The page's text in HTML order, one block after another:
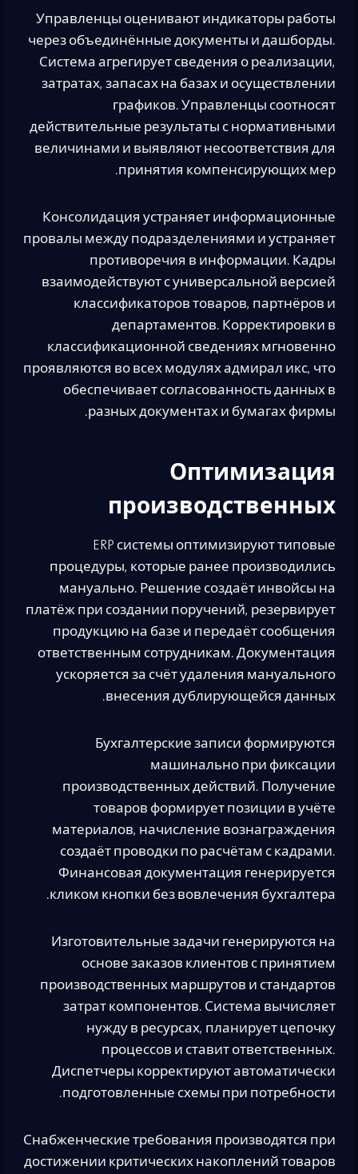
Управленцы оценивают индикаторы работы
через объединённые документы и дашборды.
Система агрегирует сведения о реализации,
затратах, запасах на базах и осуществлении
графиков. Управленцы соотносят
действительные результаты с нормативными
величинами и выявляют несоответствия для
принятия компенсирующих мер.
Консолидация устраняет информационные
провалы между подразделениями и устраняет
противоречия в информации. Кадры
взаимодействуют с универсальной версией
классификаторов товаров, партнёров и
департаментов. Корректировки в
классификационной сведениях мгновенно
проявляются во всех модулях адмирал икс, что
обеспечивает согласованность данных в
разных документах и бумагах фирмы.
Оптимизация
производственных
ERP системы оптимизируют типовые
процедуры, которые ранее производились
мануально. Решение создаёт инвойсы на
платёж при создании поручений, резервирует
продукцию на базе и передаёт сообщения
ответственным сотрудникам. Документация
ускоряется за счёт удаления мануального
внесения дублирующейся данных.
Бухгалтерские записи формируются
машинально при фиксации
производственных действий. Получение
товаров формирует позиции в учёте
материалов, начисление вознаграждения
создаёт проводки по расчётам с кадрами.
Финансовая документация генерируется
кликом кнопки без вовлечения бухгалтера.
Изготовительные задачи генерируются на
основе заказов клиентов с принятием
производственных маршрутов и стандартов
затрат компонентов. Система вычисляет
нужду в ресурсах, планирует цепочку
процессов и ставит ответственных.
Диспетчеры корректируют автоматически
подготовленные схемы при потребности.
Снабженческие требования производятся при
достижении критических накоплений товаров